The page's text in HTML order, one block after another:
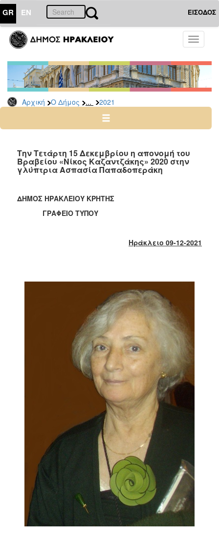
GR EN ΕΙΣΟΔΟΣ
Toggle
Αρχική Ο Δήμος ... 2021
ΔΗΜΟΣ
Δελτία
Τύπου
Αρχείο
2026
2024
2022
2021
2013
Την Τετάρτη 15 Δεκεμβρίου η απονομή του
Βραβείου «Νίκος Καζαντζάκης» 2020 στην
γλύπτρια Ασπασία Παπαδοπεράκη
ΔΗΜΟΣ ΗΡΑΚΛΕΙΟΥ ΚΡΗΤΗΣ
ΓΡΑΦΕΙΟ ΤΥΠΟΥ
Ηράκλειο 09-12-2021